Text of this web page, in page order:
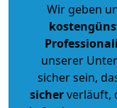
Wir geben
unserer
sicher sein,
sicherverläuft,